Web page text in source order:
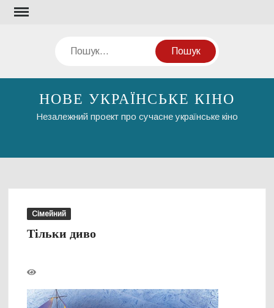
Перейти
Пошук
НОВЕ УКРАЇНСЬКЕ КІНО
Незалежний проект про сучасне українське кіно
Сімейний
Тільки диво